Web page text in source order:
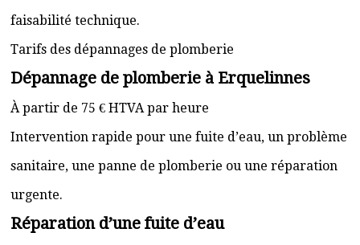
faisabilité technique.
Tarifs des dépannages de plomberie
Dépannage de plomberie à Erquelinnes
À partir de 75 € HTVA par heure
Intervention rapide pour une fuite d’eau, un problème
sanitaire, une panne de plomberie ou une réparation
urgente.
Réparation d’une fuite d’eau